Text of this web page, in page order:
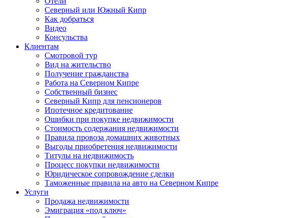
Северный или Южный Кипр
Как добраться
Видео
Консульства
Клиентам
Смотровой тур
Вид на жительство
Получение гражданства
Работа на Северном Кипре
Собственный бизнес
Северный Кипр для пенсионеров
Ипотечное кредитование
Ошибки при покупке недвижимости
Стоимость содержания недвижимости
Правила провоза домашних животных
Выгоды приобретения недвижимости
Титулы на недвижимость
Процесс покупки недвижимости
Юридическое сопровождение сделки
Таможенные правила на авто на Северном Кипре
Услуги
Продажа недвижимости
Эмиграция «под ключ»